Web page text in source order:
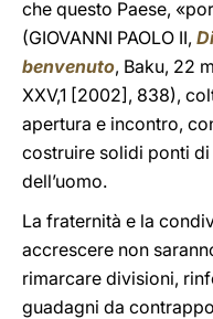
che questo Paese,
(GIOVANNI PAOLO II,
benvenuto, Baku, 22
XXV,1 [2002], 838),
apertura e incontro,
costruire solidi ponti
dell’uomo.
La fraternità e la
accrescere non
rimarcare divisioni,
guadagni da